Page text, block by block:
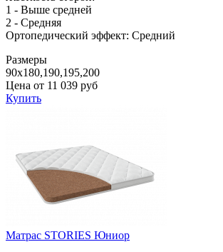
1 - Выше средней
2 - Средняя
Ортопедический эффект: Средний
Размеры
90x180,190,195,200
Цена от 11 039 руб
Купить
Матрас STORIES Юниор